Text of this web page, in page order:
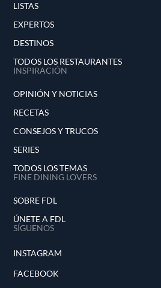
LISTAS
EXPERTOS
DESTINOS
TODOS LOS RESTAURANTES
INSPIRACIÓN
OPINIÓN Y NOTICIAS
RECETAS
CONSEJOS Y TRUCOS
SERIES
TODOS LOS TEMAS
FINE DINING LOVERS
SOBRE FDL
ÚNETE A FDL
SÍGUENOS
INSTAGRAM
FACEBOOK